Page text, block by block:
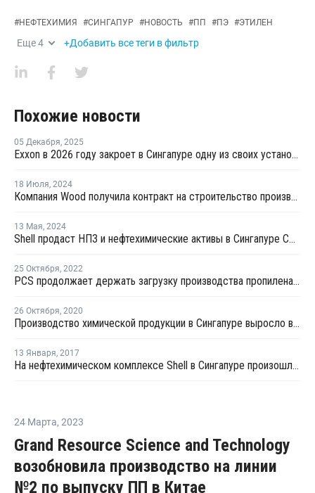
#НЕФТЕХИМИЯ #СИНГАПУР #НОВОСТЬ #ПП #ПЭ #ЭТИЛЕН
Еще4 +Добавить все теги в фильтр
Похожие новости
05 Декабря, 2025
Exxon в 2026 году закроет в Сингапуре одну из своих установок парового крекинга
18 Июля, 2024
Компания Wood получила контракт на строительство производства экологически чистой упаковки в Сингапуре
13 Мая, 2024
Shell продаст НПЗ и нефтехимические активы в Сингапуре СП Chandra Asri и Glencore
25 Октября, 2022
PCS продолжает держать загрузку производства пропилена на уровне 60%
26 Октября, 2020
Производство химической продукции в Сингапуре выросло в сентябре на 0,4%
13 Января, 2017
На нефтехимическом комплексе Shell в Сингапуре произошла утечка химических веществ
24 Марта, 2023
Grand Resource Science and Technology
возобновила производство на линии
№2 по выпуску ПП в Китае